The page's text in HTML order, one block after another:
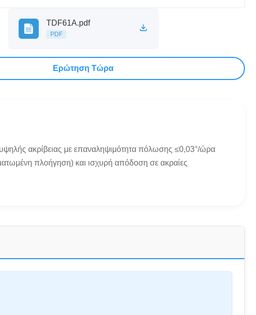
TDF61A.pdf
PDF
Ερώτηση Τώρα
ακρίβειας με επαναληψιμότητα πόλωσης ≤0,03°/ώρα
πλοήγηση) και ισχυρή απόδοση σε ακραίες